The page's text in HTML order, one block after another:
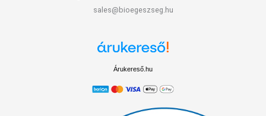
sales@bioegeszseg.hu
Árukereső.hu